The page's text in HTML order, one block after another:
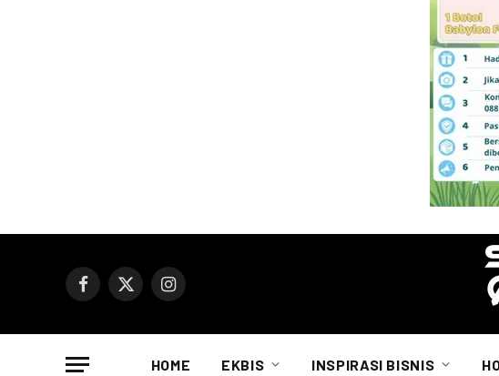
Facebook
X
Instagram
HOME EKBIS INSPIRASI BISNIS